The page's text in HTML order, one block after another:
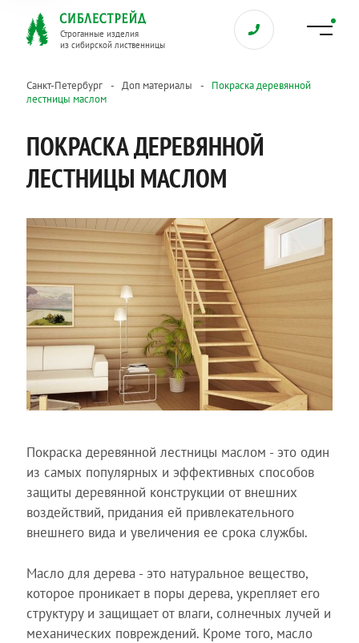
Строганные изделия
из сибирской лиственницы
Санкт-Петербург Доп материалы
Покраска деревянной
лестницы маслом
ПОКРАСКА ДЕРЕВЯННОЙ
ЛЕСТНИЦЫ МАСЛОМ
Покраска деревянной лестницы маслом - это один
из самых популярных и эффективных способов
защиты деревянной конструкции от внешних
воздействий, придания ей привлекательного
внешнего вида и увеличения ее срока службы.
Масло для дерева - это натуральное вещество,
которое проникает в поры дерева, укрепляет его
структуру и защищает от влаги, солнечных лучей и
механических повреждений. Кроме того, масло